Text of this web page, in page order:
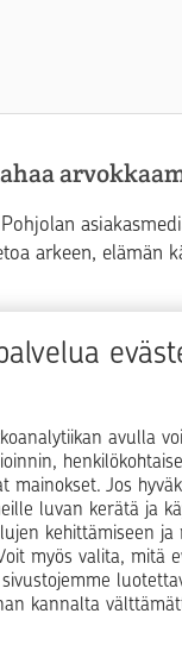
avulla
mainokset. Jos
luvan kerätä ja
kehittämiseen ja
myös valita, mitä
kannalta
arkeen, elämän
Elämä
Pohjola
Instagram